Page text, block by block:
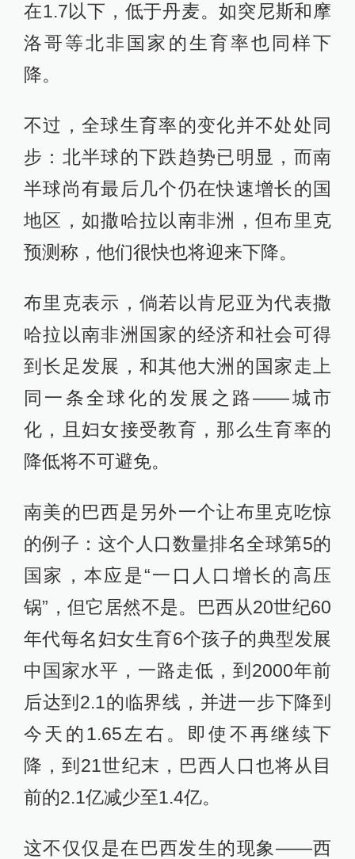
在1.7以下，低于丹麦。如突尼斯和摩
洛哥等北非国家的生育率也同样下
降。
不过，全球生育率的变化并不处处同
步：北半球的下跌趋势已明显，而南
半球尚有最后几个仍在快速增长的国
地区，如撒哈拉以南非洲，但布里克
预测称，他们很快也将迎来下降。
布里克表示，倘若以肯尼亚为代表撒
哈拉以南非洲国家的经济和社会可得
到长足发展，和其他大洲的国家走上
同一条全球化的发展之路——城市
化，且妇女接受教育，那么生育率的
降低将不可避免。
南美的巴西是另外一个让布里克吃惊
的例子：这个人口数量排名全球第5的
国家，本应是“一口人口增长的高压
锅”，但它居然不是。巴西从20世纪60
年代每名妇女生育6个孩子的典型发展
中国家水平，一路走低，到2000年前
后达到2.1的临界线，并进一步下降到
今天的1.65左右。即使不再继续下
降，到21世纪末，巴西人口也将从目
前的2.1亿减少至1.4亿。
这不仅仅是在巴西发生的现象——西